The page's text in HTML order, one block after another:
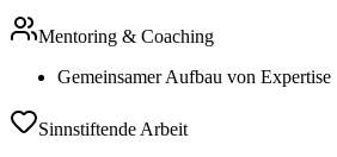
Mentoring & Coaching
Gemeinsamer Aufbau von Expertise
Sinnstiftende Arbeit